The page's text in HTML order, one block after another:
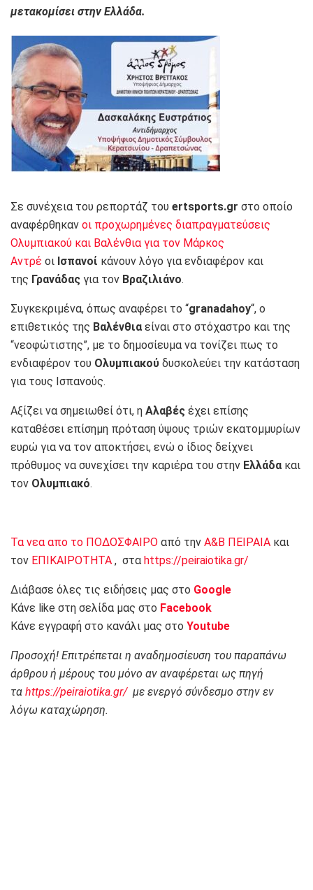
μετακομίσει στην Ελλάδα.
Σε συνέχεια του ρεπορτάζ του ertsports.gr στο οποίο
αναφέρθηκαν οι προχωρημένες διαπραγματεύσεις
Ολυμπιακού και Βαλένθια για τον Μάρκος
Αντρέ οι Ισπανοί κάνουν λόγο για ενδιαφέρον και
της Γρανάδας για τον Βραζιλιάνο.
Συγκεκριμένα, όπως αναφέρει το “granadahoy“, ο
επιθετικός της Βαλένθια είναι στο στόχαστρο και της
“νεοφώτιστης”, με το δημοσίευμα να τονίζει πως το
ενδιαφέρον του Ολυμπιακού δυσκολεύει την κατάσταση
για τους Ισπανούς.
Αξίζει να σημειωθεί ότι, η Αλαβές έχει επίσης
καταθέσει επίσημη πρόταση ύψους τριών εκατομμυρίων
ευρώ για να τον αποκτήσει, ενώ ο ίδιος δείχνει
πρόθυμος να συνεχίσει την καριέρα του στην Ελλάδα και
τον Ολυμπιακό.
Τα νεα απο το ΠΟΔΟΣΦΑΙΡΟ από την Α&Β ΠΕΙΡΑΙΑ και
τον ΕΠΙΚΑΙΡΟΤΗΤΑ , στα https://peiraiotika.gr/
Διάβασε όλες τις ειδήσεις μας στο Google
Κάνε like στη σελίδα μας στο Facebook
Κάνε εγγραφή στο κανάλι μας στο Youtube
Προσοχή! Επιτρέπεται η αναδημοσίευση του παραπάνω
άρθρου ή μέρους του μόνο αν αναφέρεται ως πηγή
τα https://peiraiotika.gr/με ενεργό σύνδεσμο στην εν
λόγω καταχώρηση.